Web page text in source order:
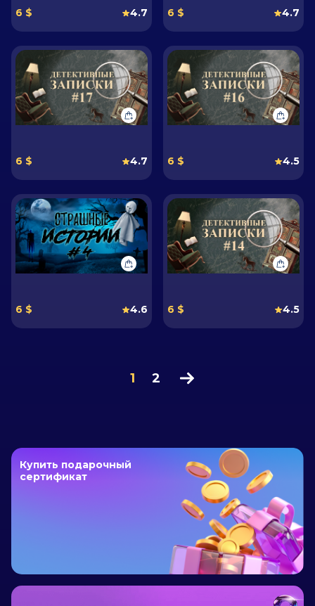
6 $ 4.7 6 $ 4.7
6 $ 4.7 6 $ 4.5
6 $ 4.6 6 $ 4.5
1 2
Купить подарочный
сертификат